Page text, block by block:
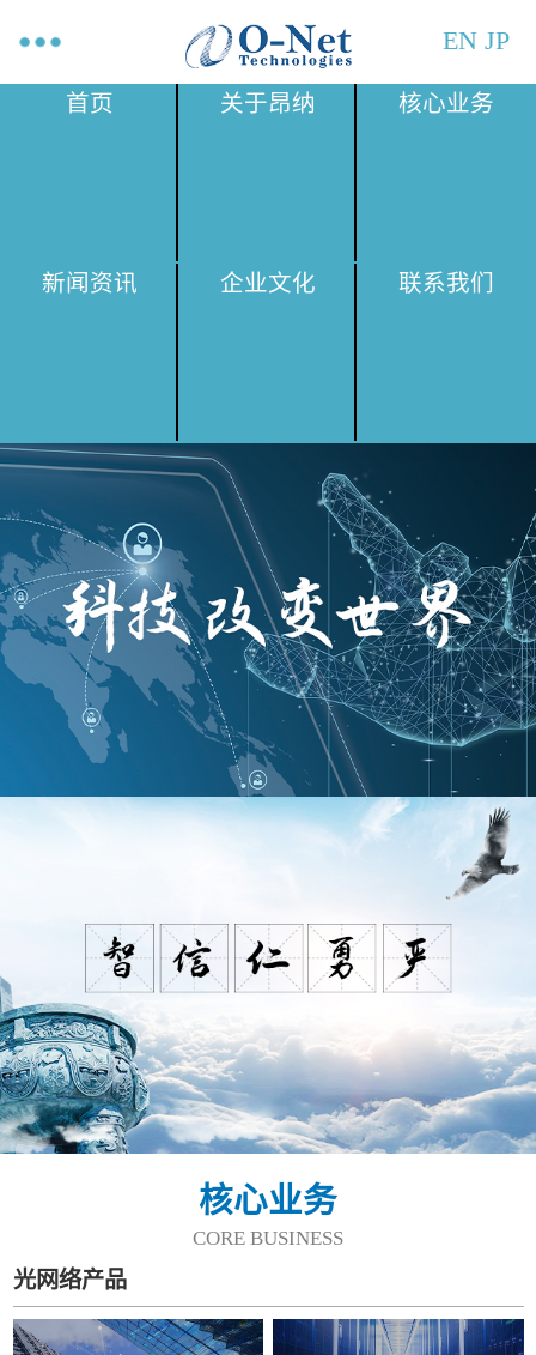
EN JP
首页 关于昂纳 核心业务
新闻资讯 企业文化 联系我们
核心业务
CORE BUSINESS
光网络产品